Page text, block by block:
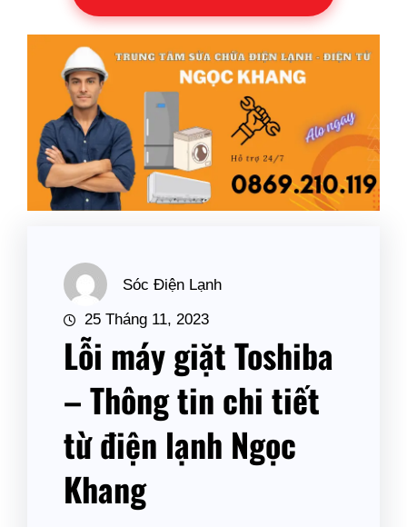
Sóc Điện Lạnh
25 Tháng 11, 2023
Lỗi máy giặt Toshiba
– Thông tin chi tiết
từ điện lạnh Ngọc
Khang